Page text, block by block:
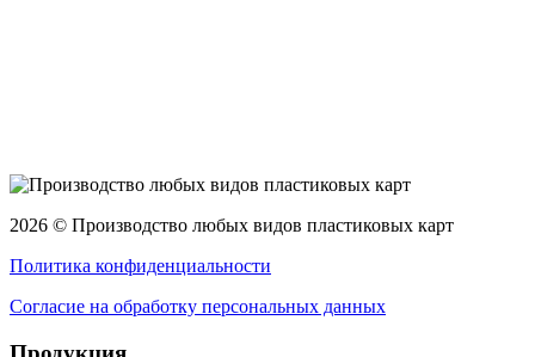
2026 © Производство любых видов пластиковых карт
Политика конфиденциальности
Согласие на обработку персональных данных